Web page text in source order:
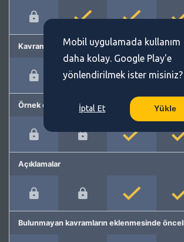
Kavram önerme
Örnek cümleler
Açıklamalar
Bulunmayan kavramların eklenmesinde
Mobil uygulamada kullanım
daha kolay. Google Play'e
yönlendirilmek ister misiniz?
İptal Et Yükle